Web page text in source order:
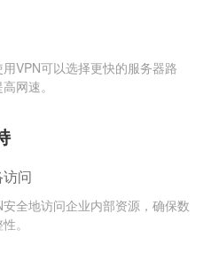
VPN可以选择更快的服务器路
网速。
问
全地访问企业内部资源，确保数
。